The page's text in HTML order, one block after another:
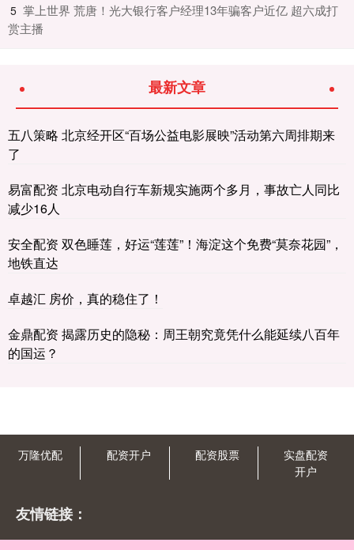
5 ​掌上世界 荒唐！光大银行客户经理13年骗客户近亿 超六成打
赏主播
最新文章
五八策略 北京经开区“百场公益电影展映”活动第六周排期来
了
易富配资 北京电动自行车新规实施两个多月，事故亡人同比
减少16人
安全配资 双色睡莲，好运“莲莲”！海淀这个免费“莫奈花园”，
地铁直达
卓越汇 房价，真的稳住了！
金鼎配资 揭露历史的隐秘：周王朝究竟凭什么能延续八百年
的国运？
万隆优配 配资开户 配资股票
实盘配资
开户
友情链接：